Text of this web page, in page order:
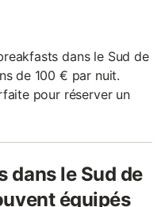
dans le Sud de
de 100 € par nuit.
pour réserver un
dans le Sud de
équipés